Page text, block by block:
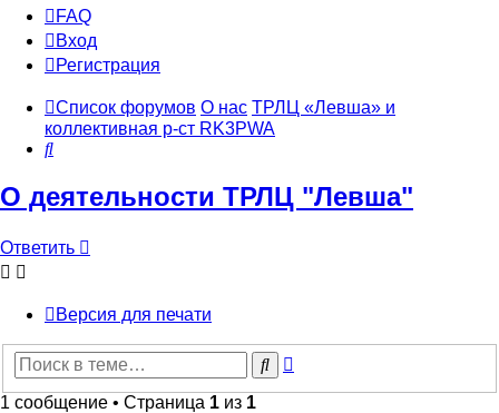
FAQ
Вход
Регистрация
Список форумов О нас ТРЛЦ «Левша» и
коллективная р-ст RK3PWA
Поиск
О деятельности ТРЛЦ "Левша"
Ответить
Версия для печати
Поиск
1 сообщение • Страница 1 из 1